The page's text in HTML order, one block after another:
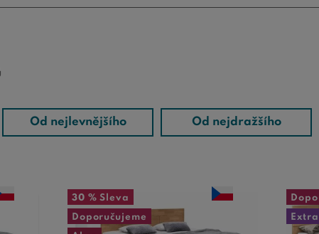
Od nejlevnějšího Od nejdražšího
30 % Sleva
Doporučujeme